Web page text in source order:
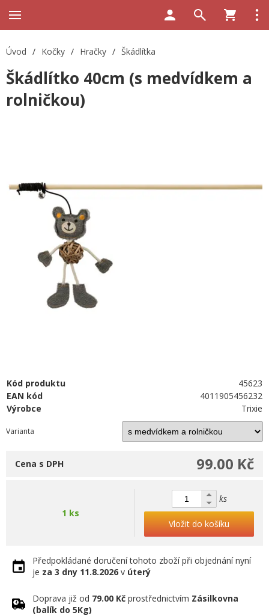
Úvod / Kočky / Hračky / Škádlítka
Škádlítko 40cm (s medvídkem a
rolničkou)
Kód produktu
45623
EAN kód
4011905456232
Výrobce
Trixie
Varianta
99.00 Kč
Cena s DPH
1 ks
ks
Vložit do košíku
Předpokládané doručení tohoto zboží při objednání nyní
je za 3 dny 11.8.2026 v úterý
Doprava již od 79.00 Kč prostřednictvím Zásilkovna
(balík do 5Kg)